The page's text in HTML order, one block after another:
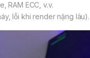
RAM ECC, v.v.
lỗi khi render nặng lâu).